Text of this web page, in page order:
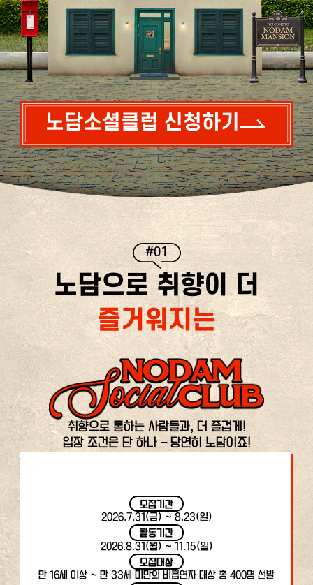
노담소셜클럽 신청하기
#01
노담으로 취향이 더
즐거워지는
취향으로 통하는 사람들과, 더 즐겁게!
입장 조건은 단 하나 – 당연히 노담이죠!
모집기간
2026.7.31(금) ~ 8.23(일)
활동기간
2026.8.31(월) ~ 11.15(일)
모집대상
만 16세 이상 ~ 만 33세 미만의 비흡연자 대상 총 400명 선발